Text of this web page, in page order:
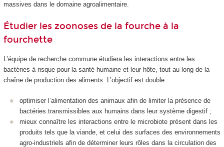
massives dans le domaine agroalimentaire.
Étudier les zoonoses de la fourche à la
fourchette
L’équipe de recherche commune étudiera les interactions entre les
bactéries à risque pour la santé humaine et leur hôte, tout au long de la
chaîne de production des aliments. L’objectif est double :
optimiser l’alimentation des animaux afin de limiter la présence de
bactéries transmissibles aux humains dans leur système digestif ;
mieux connaître les interactions entre le microbiote présent dans les
produits tels que la viande, et celui des surfaces des environnements
agro-industriels afin de déterminer leurs rôles dans la circulation des